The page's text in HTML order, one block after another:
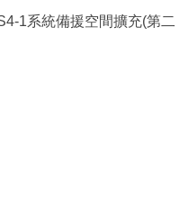
1系統備援空間擴充(第二